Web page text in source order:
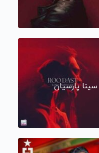
سینا پارسیان